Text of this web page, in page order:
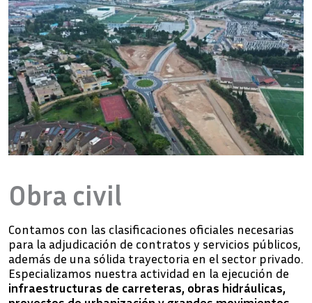
Obra civil
Contamos con las clasificaciones oficiales necesarias
para la adjudicación de contratos y servicios públicos,
además de una sólida trayectoria en el sector privado.
Especializamos nuestra actividad en la ejecución de
infraestructuras de carreteras, obras hidráulicas,